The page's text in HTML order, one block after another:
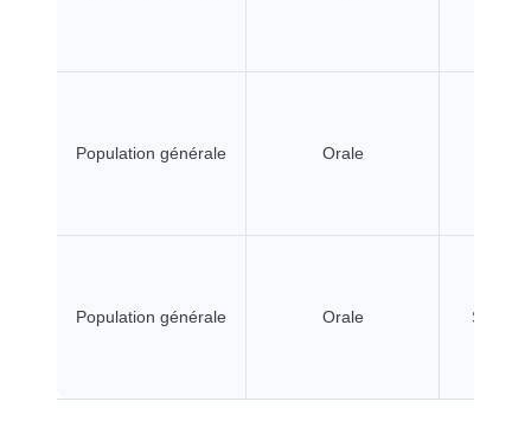
Population générale Orale
Population générale Orale Sans